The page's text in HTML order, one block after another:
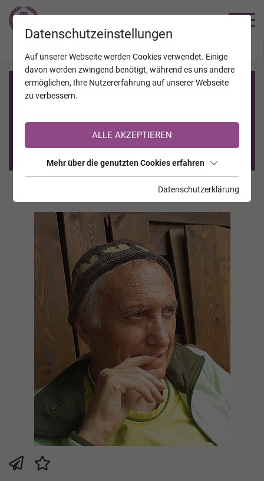
Registrierung auf TrauerHilfe.it
Sie sind noch nicht auf TrauerHilfe.it registriert?
>> zur kostenlosen Registrierung <<
Datenschutzeinstellungen
Auf unserer Webseite werden Cookies verwendet. Einige
davon werden zwingend benötigt, während es uns andere
ermöglichen, Ihre Nutzererfahrung auf unserer Webseite
zu verbessern.
ALLE AKZEPTIEREN
Mehr über die genutzten Cookies erfahren
Datenschutzerklärung
JAHRESTAGE KALENDER VERSTORBENE